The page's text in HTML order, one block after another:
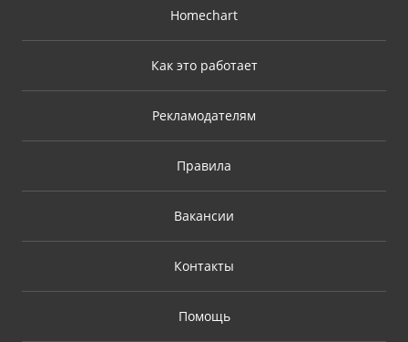
Homechart
Как это работает
Рекламодателям
Правила
Вакансии
Контакты
Помощь